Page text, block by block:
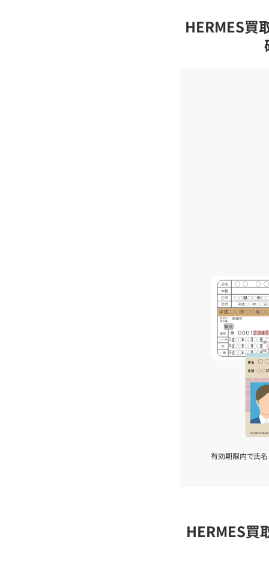
HERMES買
有効期限内で氏名
HERMES買